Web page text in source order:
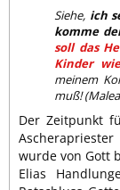
Siehe, ich
komme
soll das
Kinder
meinem
muß!
Der Zeitpunkt
wurde von Gott
Elias